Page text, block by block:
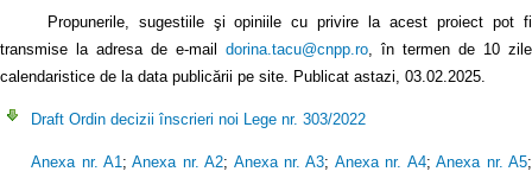
Propunerile, sugestiile şi opiniile cu privire la acest proiect pot fi
transmise la adresa de e-mail dorina.tacu@cnpp.ro , în termen de 10 zile
calendaristice de la data publicării pe site. Publicat astazi, 03.02.2025.
Draft Ordin decizii înscrieri noi Lege nr. 303/2022
Anexa nr. A1 ;Anexa nr. A2; Anexa nr. A3; Anexa nr. A4;Anexa nr. A5;